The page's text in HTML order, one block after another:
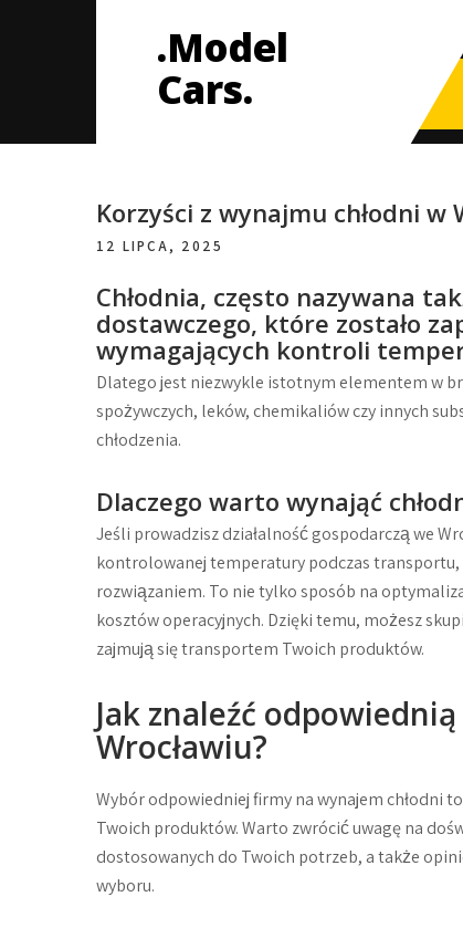
.Model
Cars.
Korzyści z wynajmu chłodni w
12 LIPCA, 2025
Chłodnia, często nazywana
dostawczego, które zostało
wymagających kontroli
Dlatego jest niezwykle istotnym elementem w
spożywczych, leków, chemikaliów czy innych
chłodzenia.
Dlaczego warto wynająć
Jeśli prowadzisz działalność gospodarczą we
kontrolowanej temperatury podczas transportu,
rozwiązaniem. To nie tylko sposób na
kosztów operacyjnych. Dzięki temu, możesz
zajmują się transportem Twoich produktów.
Jak znaleźć
Wrocławiu?
Wybór odpowiedniej firmy na wynajem chłodni
Twoich produktów. Warto zwrócić uwagę na
dostosowanych do Twoich potrzeb, a także
wyboru.